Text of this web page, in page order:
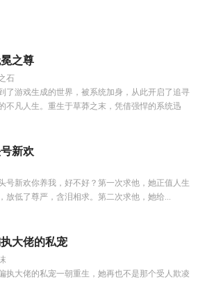
之尊
石
了游戏生成的世界，被系统加身，从此开启了追寻
不凡人生。重生于草莽之末，凭借强悍的系统迅
新欢
号新欢你养我，好不好？第一次求他，她正值人生
放低了尊严，含泪相求。第二次求他，她给...
大佬的私宠
执大佬的私宠一朝重生，她再也不是那个受人欺凌